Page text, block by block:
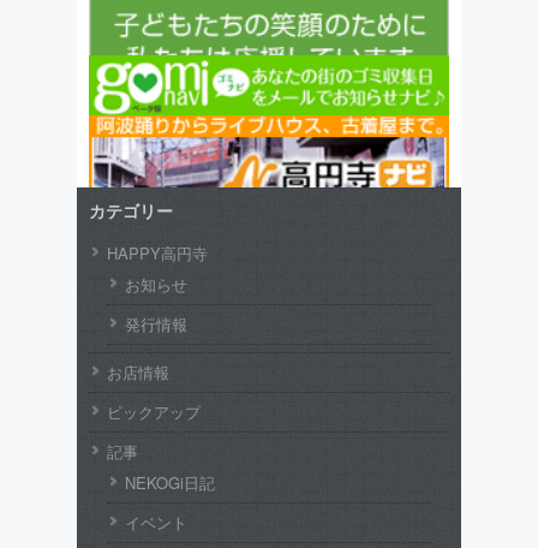
カテゴリー
HAPPY高円寺
お知らせ
発行情報
お店情報
ピックアップ
記事
NEKOGi日記
イベント